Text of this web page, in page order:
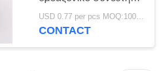
συνδετήρων SMA Jack
SMA με τη φλάντζα 4
USD 0.77 per pcs MOQ:1000 κομμάτια
CONTACT